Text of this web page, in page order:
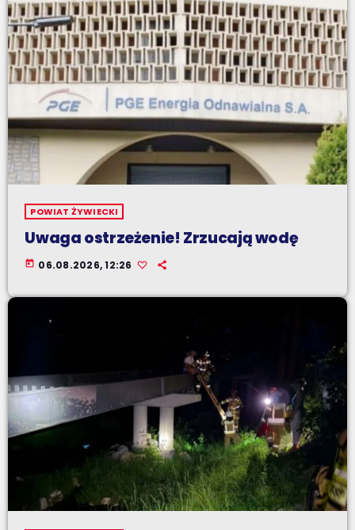
POWIAT ŻYWIECKI
Uwaga ostrzeżenie! Zrzucają wodę
today 06.08.2026, 12:26